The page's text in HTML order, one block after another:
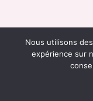
Nous utilisons
expérience sur